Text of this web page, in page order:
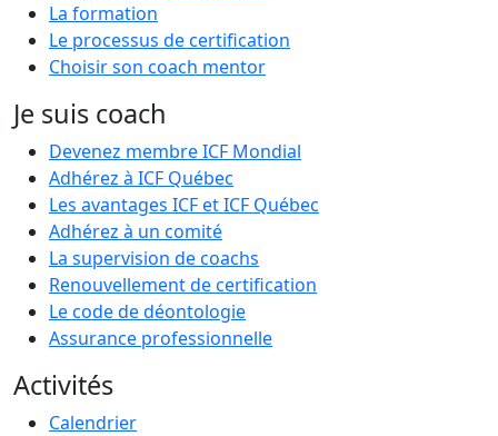
La formation
Le processus de certification
Choisir son coach mentor
Je suis coach
Devenez membre ICF Mondial
Adhérez à ICF Québec
Les avantages ICF et ICF Québec
Adhérez à un comité
La supervision de coachs
Renouvellement de certification
Le code de déontologie
Assurance professionnelle
Activités
Calendrier